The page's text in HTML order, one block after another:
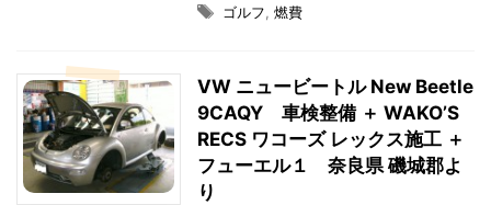
ゴルフ 燃費
VW ニュービートル New Beetle
9CAQY 車検整備 ＋ WAKO’S
RECS ワコーズ レックス施工 ＋
フューエル１ 奈良県 磯城郡よ
り